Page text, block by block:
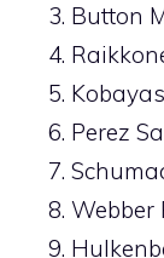
3. Button
4.
5.
6. Perez
7.
8. Webber
9.